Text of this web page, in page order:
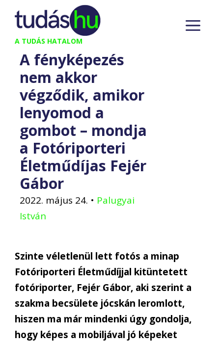
Kilépés
tartalomba
A TUDÁS HATALOM
A fényképezés
nem akkor
végződik, amikor
lenyomod a
gombot – mondja
a Fotóriporteri
Életműdíjas Fejér
Gábor
2022. május 24. • Palugyai
István
Szinte véletlenül lett fotós a minap
Fotóriporteri Életműdíjjal kitüntetett
fotóriporter, Fejér Gábor, aki szerint a
szakma becsülete jócskán leromlott,
hiszen ma már mindenki úgy gondolja,
hogy képes a mobiljával jó képeket